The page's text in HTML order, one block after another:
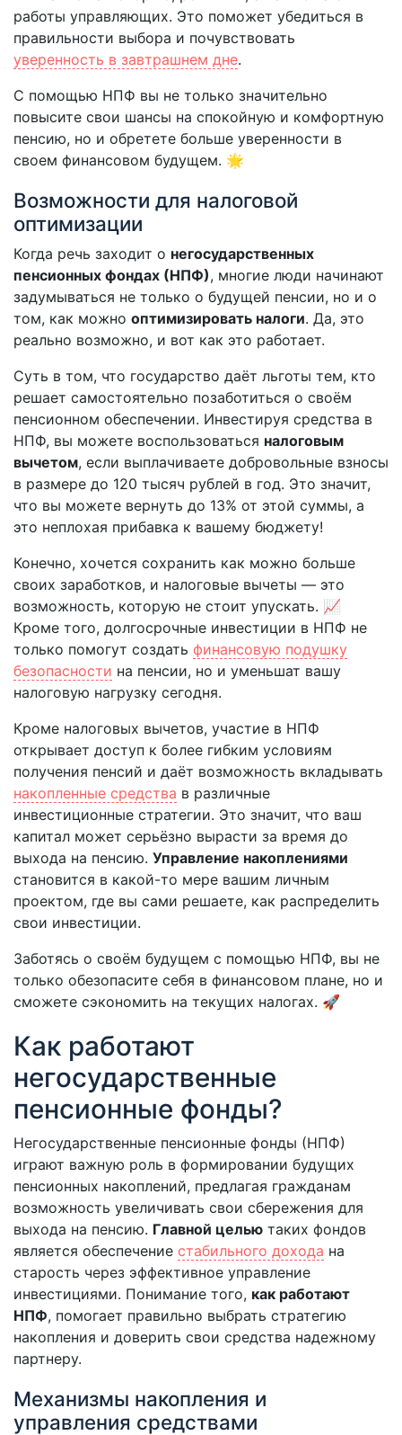
работы управляющих. Это поможет убедиться в
правильности выбора и почувствовать
уверенность в завтрашнем дне.
С помощью НПФ вы не только значительно
повысите свои шансы на спокойную и комфортную
пенсию, но и обретете больше уверенности в
своем финансовом будущем. 🌟
Возможности для налоговой
оптимизации
Когда речь заходит о негосударственных
пенсионных фондах (НПФ), многие люди начинают
задумываться не только о будущей пенсии, но и о
том, как можно оптимизировать налоги. Да, это
реально возможно, и вот как это работает.
Суть в том, что государство даёт льготы тем, кто
решает самостоятельно позаботиться о своём
пенсионном обеспечении. Инвестируя средства в
НПФ, вы можете воспользоваться налоговым
вычетом, если выплачиваете добровольные взносы
в размере до 120 тысяч рублей в год. Это значит,
что вы можете вернуть до 13% от этой суммы, а
это неплохая прибавка к вашему бюджету!
Конечно, хочется сохранить как можно больше
своих заработков, и налоговые вычеты — это
возможность, которую не стоит упускать. 📈
Кроме того, долгосрочные инвестиции в НПФ не
только помогут создать финансовую подушку
безопасности на пенсии, но и уменьшат вашу
налоговую нагрузку сегодня.
Кроме налоговых вычетов, участие в НПФ
открывает доступ к более гибким условиям
получения пенсий и даёт возможность вкладывать
накопленные средства в различные
инвестиционные стратегии. Это значит, что ваш
капитал может серьёзно вырасти за время до
выхода на пенсию. Управление накоплениями
становится в какой-то мере вашим личным
проектом, где вы сами решаете, как распределить
свои инвестиции.
Заботясь о своём будущем с помощью НПФ, вы не
только обезопасите себя в финансовом плане, но и
сможете сэкономить на текущих налогах. 🚀
Как работают
негосударственные
пенсионные фонды?
Негосударственные пенсионные фонды (НПФ)
играют важную роль в формировании будущих
пенсионных накоплений, предлагая гражданам
возможность увеличивать свои сбережения для
выхода на пенсию. Главной целью таких фондов
является обеспечение стабильного дохода на
старость через эффективное управление
инвестициями. Понимание того, как работают
НПФ, помогает правильно выбрать стратегию
накопления и доверить свои средства надежному
партнеру.
Механизмы накопления и
управления средствами